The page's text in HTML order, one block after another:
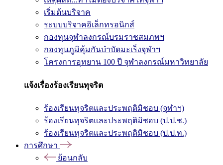
เริ่มต้นบริจาค
ระบบบริจาคอิเล็กทรอนิกส์
กองทุนจุฬาลงกรณ์บรมราชสมภพฯ
กองทุนภูมิคุ้มกันบำบัดมะเร็งจุฬาฯ
โครงการอุทยาน 100 ปี จุฬาลงกรณ์มหาวิทยาลัย
แจ้งเรื่องร้องเรียนทุจริต
ร้องเรียนทุจริตและประพฤติมิชอบ (จุฬาฯ)
ร้องเรียนทุจริตและประพฤติมิชอบ (ป.ป.ช.)
ร้องเรียนทุจริตและประพฤติมิชอบ (ป.ป.ท.)
การศึกษา
ย้อนกลับ